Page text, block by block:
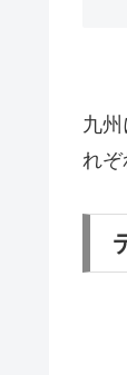
九
れぞ